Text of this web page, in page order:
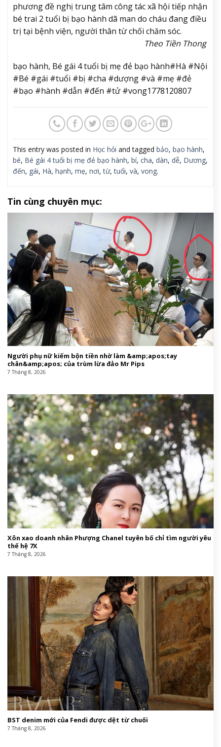
phương đề nghị trung tâm công tác xã hội tiếp nhận
bé trai 2 tuổi bị bạo hành dã man do cháu đang điều
trị tại bệnh viện, người thân từ chối chăm sóc.
Theo Tiền Thong
bạo hành, Bé gái 4 tuổi bị mẹ đẻ bạo hành#Hà #Nội
#Bé #gái #tuổi #bị #cha #dượng #và #mẹ #đẻ
#bạo #hành #dẫn #đến #tử #vong1778120807
This entry was posted in Học hỏi and tagged bảo, bạo hành,
bé, Bé gái 4 tuổi bị mẹ đẻ bạo hành, bí, cha, dàn, dễ, Dương,
đến, gái, Hà, hạnh, mẹ, nơi,từ,tuổi, và, vong.
Tin cùng chuyên mục:
Người phụ nữ kiếm bộn tiền nhờ làm &amp;apos;tay
chân&amp;apos; của trùm lừa đảo Mr Pips
7 Tháng 8, 2026
Xôn xao doanh nhân Phượng Chanel tuyên bố chỉ tìm người yêu
thế hệ 7X
7 Tháng 8, 2026
BST denim mới của Fendi được dệt từ chuối
7 Tháng 8, 2026